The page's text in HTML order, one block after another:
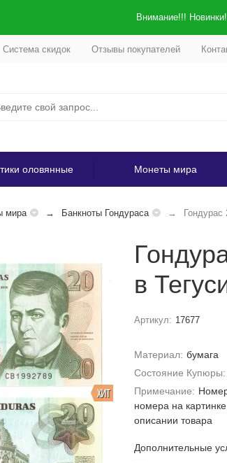
Внимание!!!
Система скидок Отзывы покупателей
оловянные Монеты мира
мира Банкноты Гондураса Гондурас
ХИТ
в
Артикул: 17677
Материал: бумага
Состояние Купюры:
Примечание:
номера на
описании товара
Дополнительные